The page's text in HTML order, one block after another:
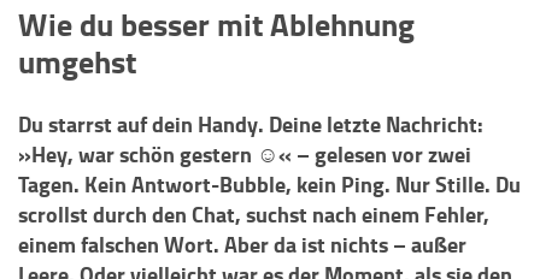
Wie du besser mit Ablehnung
umgehst
Du starrst auf dein Handy. Deine letzte Nachricht:
»Hey, war schön gestern ☺️« – gelesen vor zwei
Tagen. Kein Antwort-Bubble, kein Ping. Nur Stille. Du
scrollst durch den Chat, suchst nach einem Fehler,
einem falschen Wort. Aber da ist nichts – außer